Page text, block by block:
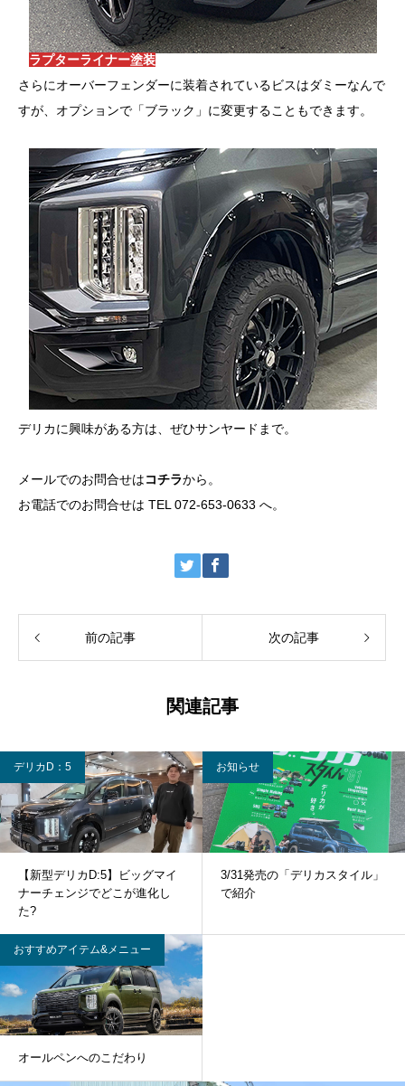
ラプターライナー塗装
さらにオーバーフェンダーに装着されているビスはダミーなんで
すが、オプションで「ブラック」に変更することもできます。
デリカに興味がある方は、ぜひサンヤードまで。
メールでのお問合せはコチラから。
お電話でのお問合せは TEL 072-653-0633 へ。
前の記事 次の記事
関連記事
デリカD：5
【新型デリカD:5】ビッグマイ
ナーチェンジでどこが進化し
た?
お知らせ
3/31発売の「デリカスタイル」
で紹介
おすすめアイテム&メニュー
オールペンへのこだわり